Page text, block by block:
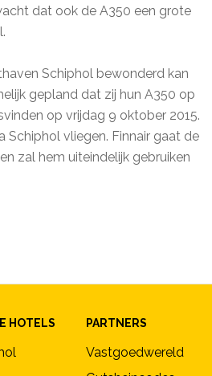
dat ook de A350 een grote
Schiphol bewonderd kan
gepland dat zij hun A350 op
op vrijdag 9 oktober 2015.
Schiphol vliegen. Finnair gaat de
zal hem uiteindelijk gebruiken
HOTELS PARTNERS
Vastgoedwereld